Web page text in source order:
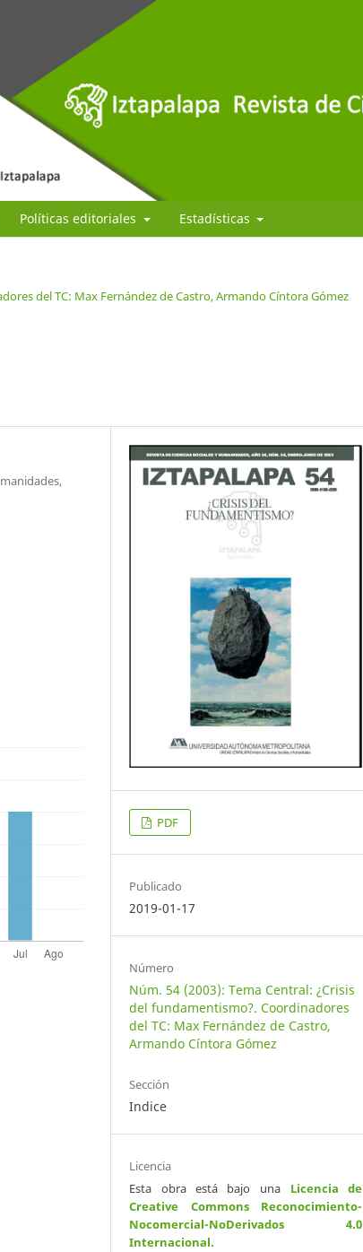
Políticas editoriales Estadísticas
del TC: Max Fernández de Castro, Armando Cíntora Gómez
PDF
Publicado
2019-01-17
Número
Núm. 54 (2003): Tema Central: ¿Crisis
del fundamentismo?. Coordinadores
del TC: Max Fernández de Castro,
Armando Cíntora Gómez
Sección
Indice
Licencia
Esta obra está bajo una Licencia de
Creative Commons Reconocimiento-
Nocomercial-NoDerivados 4.0
Internacional.